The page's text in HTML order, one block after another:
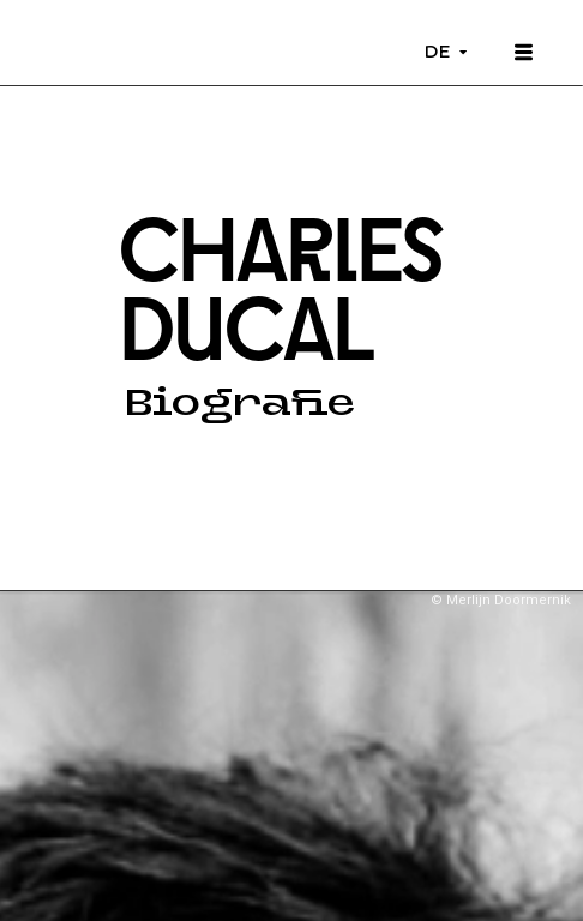
DE
CHarles
DucaL
Biografie
© Merlijn Doormernik